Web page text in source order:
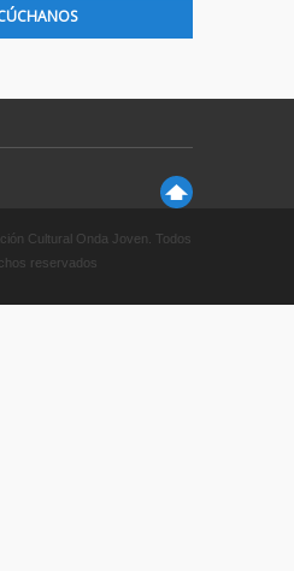
Cultural Onda Joven. Todos
reservados